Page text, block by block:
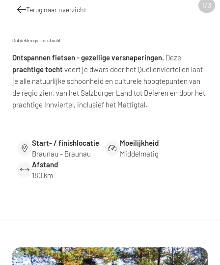
1/3
Terug naar overzicht
Ontdekkings fietstocht
Ontspannen fietsen - gezellige versnaperingen. Deze
prachtige tocht voert je dwars door het Quellenviertel en laat
je alle natuurlijke schoonheid en culturele hoogtepunten van
de regio zien, van het Salzburger Land tot Beieren en door het
prachtige Innviertel, inclusief het Mattigtal.
Start- / finishlocatie
Braunau - Braunau
Moeilijkheid
Middelmatig
Afstand
180 km